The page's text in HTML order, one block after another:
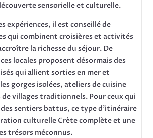
sensorielle et culturelle.
expériences, il est conseillé de
qui combinent croisières et activités
la richesse du séjour. De
locales proposent désormais des
qui allient sorties en mer et
gorges isolées, ateliers de cuisine
villages traditionnels. Pour ceux qui
sentiers battus, ce type d’itinéraire
culturelle Crète complète et une
trésors méconnus.